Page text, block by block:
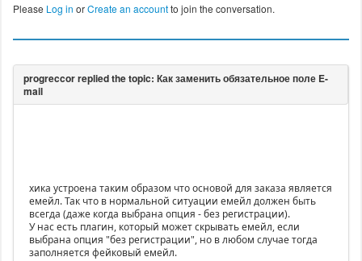
Please Log in orCreate an accountto join the conversation.
хика устроена таким образом что основой для заказа является
емейл. Так что в нормальной ситуации емейл должен быть
всегда (даже когда выбрана опция - без регистрации).
У нас есть плагин, который может скрывать емейл, если
выбрана опция "без регистрации", но в любом случае тогда
заполняется фейковый емейл.